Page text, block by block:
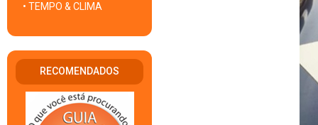
• TEMPO & CLIMA
RECOMENDADOS